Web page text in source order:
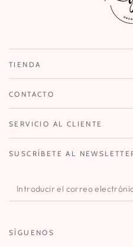
TIENDA
CONTACTO
SERVICIO AL CLIENTE
SUSCRÍBETE AL
Introducir
el
SÍGUENOS